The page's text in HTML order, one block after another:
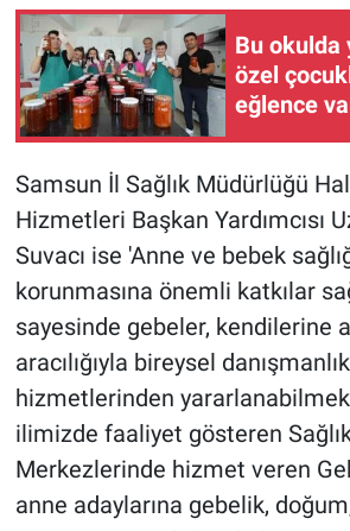
Bu okulda
özel
eğlence
Samsun İl Sağlık Müdürlüğü
Hizmetleri Başkan Yardımcısı
Suvacı ise 'Anne ve bebek
korunmasına önemli katkılar
sayesinde gebeler, kendilerine
aracılığıyla bireysel
hizmetlerinden
ilimizde faaliyet gösteren
Merkezlerinde hizmet veren
anne adaylarına gebelik,